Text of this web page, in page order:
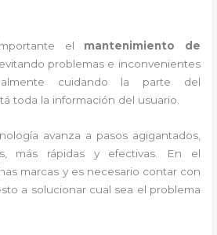
el mantenimiento de
evitando problemas e inconvenientes
cuidando la parte del
toda la información del usuario.
avanza a pasos agigantados,
más rápidas y efectivas . En el
marcas y es necesario contar con
a solucionar cual sea el problema